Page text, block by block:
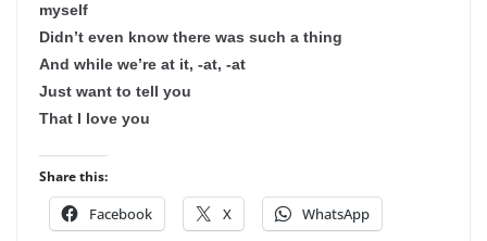
myself
Didn’t even know there was such a thing
And while we’re at it, -at, -at
Just want to tell you
That I love you
Share this:
Facebook X WhatsApp